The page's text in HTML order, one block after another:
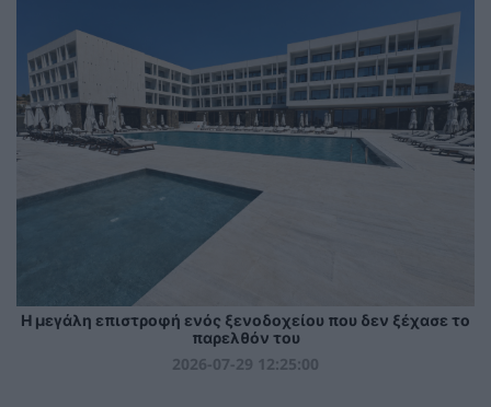
Η μεγάλη επιστροφή ενός ξενοδοχείου που δεν ξέχασε το
παρελθόν του
2026-07-29 12:25:00